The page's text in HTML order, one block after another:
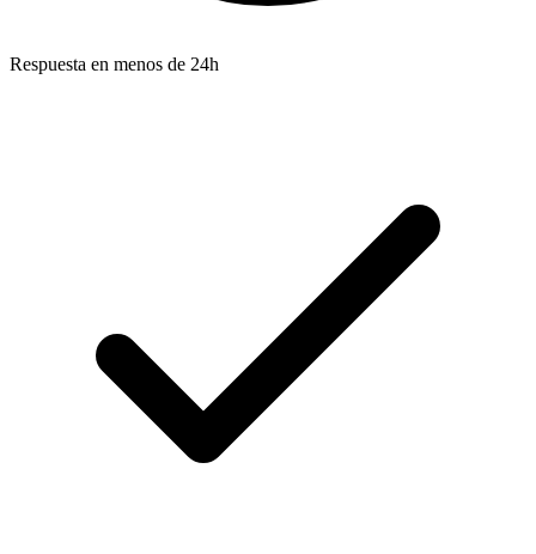
Respuesta en menos de 24h